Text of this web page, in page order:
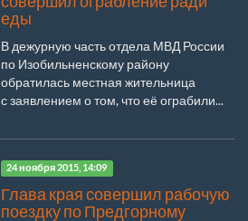
еды
В дежурную часть отдела МВД России
по Изобильненскому району
обратилась местная жительница
с заявлением о том, что её ограбили...
24 ноября 2015, 14:09
Глава края совершил рабочую
поездку по Предгорному